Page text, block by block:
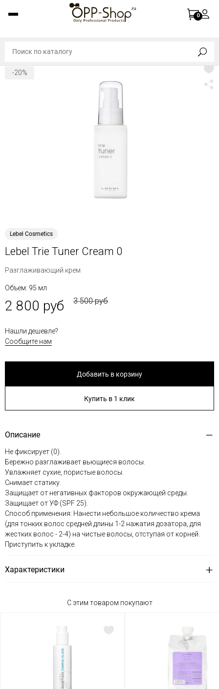
0
-20%
Lebel Cosmetics
Lebel Trie Tuner Cream 0
Разглаживающий крем
Объем: 95 мл
2 800 руб 3 500 руб
Нашли дешевле?
Сообщите нам
Добавить в корзину
Купить в 1 клик
Описание
Не фиксирует (0).
Бережно разглаживает вьющиеся волосы.
Увлажняет сухие, пористые волосы.
Снимает статику.
Защищает от негативных факторов окружающей среды.
Защищает от УФ (SPF 25).
Способ применения: Нанести небольшое количество крема
(для тонких волос средней длины 1-2 нажатия дозатора, для
жестких волос - 2-4) на чистые волосы, отступая от корней.
Приступить к укладке.
Характеристики
С этим товаром покупают